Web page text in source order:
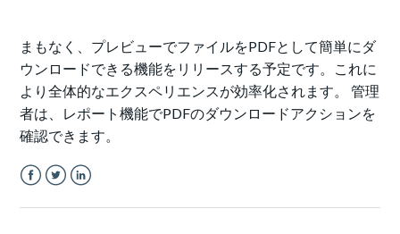
まもなく、プレビューでファイルをPDFとして簡単にダ
ウンロードできる機能をリリースする予定です。これに
より全体的なエクスペリエンスが効率化されます。 管理
者は、レポート機能でPDFのダウンロードアクションを
確認できます。